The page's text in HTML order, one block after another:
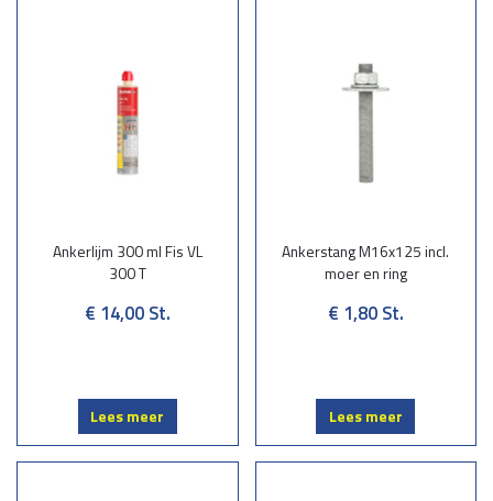
Ankerlijm 300 ml Fis VL
300 T
€ 14,00 St.
Lees meer
Ankerstang M16x125 incl.
moer en ring
€ 1,80 St.
Lees meer